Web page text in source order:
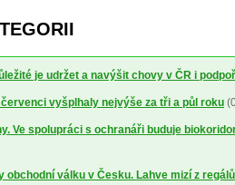
je udržet a navýšit chovy v ČR i
vyšplhaly nejvýše za tři a půl roku
Ve spolupráci s ochranáři buduje
obchodní válku v Česku. Lahve mizí z regálů